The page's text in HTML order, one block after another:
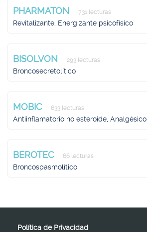
PHARMATON 731 lecturas
Revitalizante, Energizante psicofísico
BISOLVON 293 lecturas
Broncosecretolítico
MOBIC 633 lecturas
Antiinflamatorio no esteroide, Analgésico
BEROTEC 66 lecturas
Broncospasmolítico
Política de Privacidad